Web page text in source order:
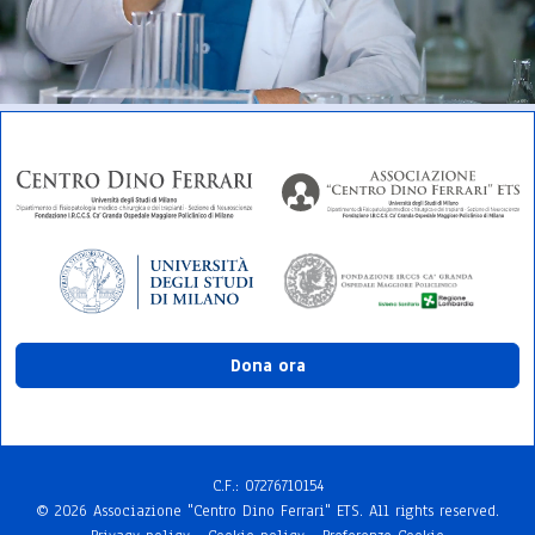
Dona ora
C.F.: 072767​10154
© 2026 Associazione "Centro Dino Ferrari" ETS. All rights reserved.